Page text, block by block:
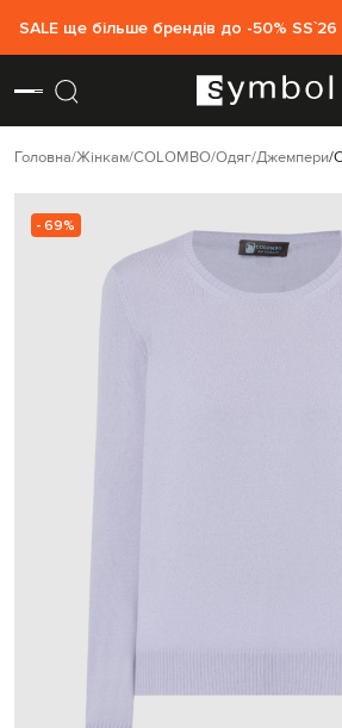
SALE ще більше брендів до -50% SS`26
Головна Жінкам COLOMBO Одяг Джемпери
- 69%